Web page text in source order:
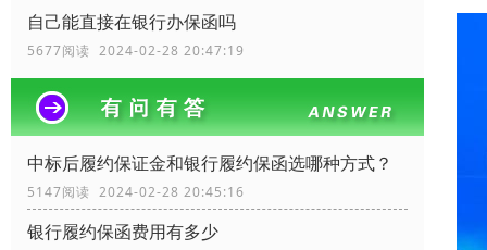
自己能直接在银行办保函吗
5677阅读 2024-02-28 20:47:19
中标后履约保证金和银行履约保函选哪种方式？
5147阅读 2024-02-28 20:45:16
银行履约保函费用有多少